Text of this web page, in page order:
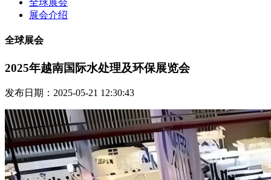
全球展会
展会介绍
全球展会
2025年越南国际水处理及环保展览会
发布日期：2025-05-21 12:30:43